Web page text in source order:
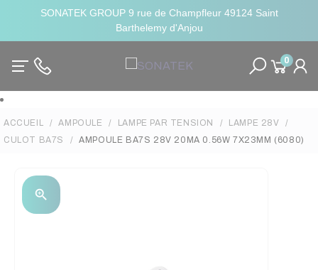
SONATEK GROUP 9 rue de Champfleur 49124 Saint
Barthelemy d'Anjou
0
ACCUEIL AMPOULE LAMPE PAR TENSION
LAMPE 28V
CULOT BA7S
AMPOULE BA7S 28V 20MA 0.56W 7X23MM (6080)
zoom_in